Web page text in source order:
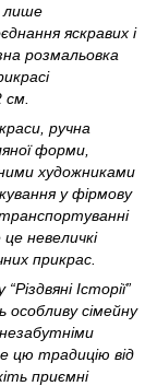
лише
яскравих і
розмальовка
см.
ручна
форми,
художниками
у фірмову
це невеличкі
прикрас.
Історії”
особливу сімейну
цю традицію від
приємні